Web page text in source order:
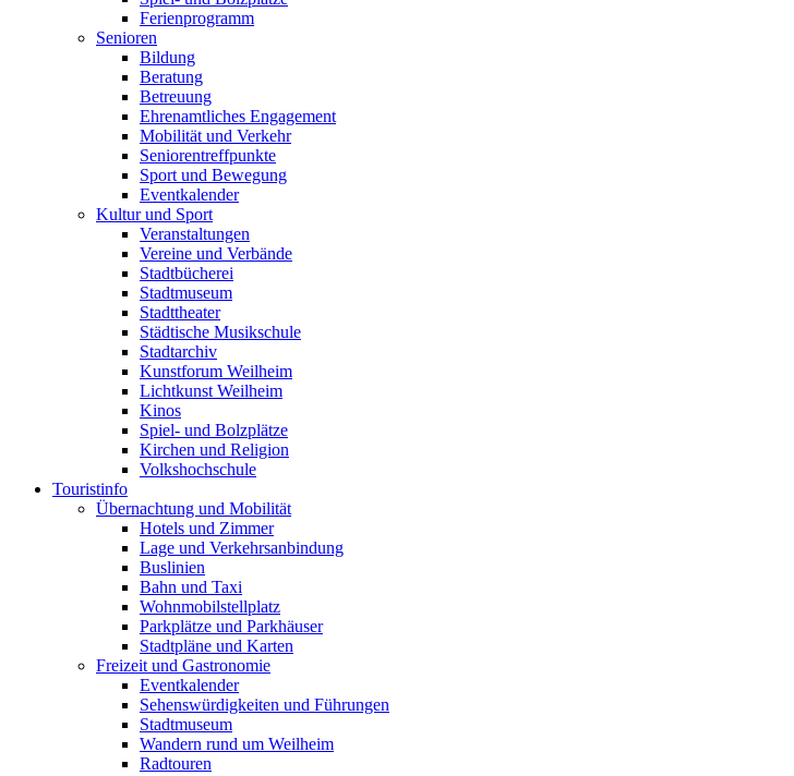
Ferienprogramm
Senioren
Bildung
Beratung
Betreuung
Ehrenamtliches Engagement
Mobilität und Verkehr
Seniorentreffpunkte
Sport und Bewegung
Eventkalender
Kultur und Sport
Veranstaltungen
Vereine und Verbände
Stadtbücherei
Stadtmuseum
Stadttheater
Städtische Musikschule
Stadtarchiv
Kunstforum Weilheim
Lichtkunst Weilheim
Kinos
Spiel- und Bolzplätze
Kirchen und Religion
Volkshochschule
Touristinfo
Übernachtung und Mobilität
Hotels und Zimmer
Lage und Verkehrsanbindung
Buslinien
Bahn und Taxi
Wohnmobilstellplatz
Parkplätze und Parkhäuser
Stadtpläne und Karten
Freizeit und Gastronomie
Eventkalender
Sehenswürdigkeiten und Führungen
Stadtmuseum
Wandern rund um Weilheim
Radtouren